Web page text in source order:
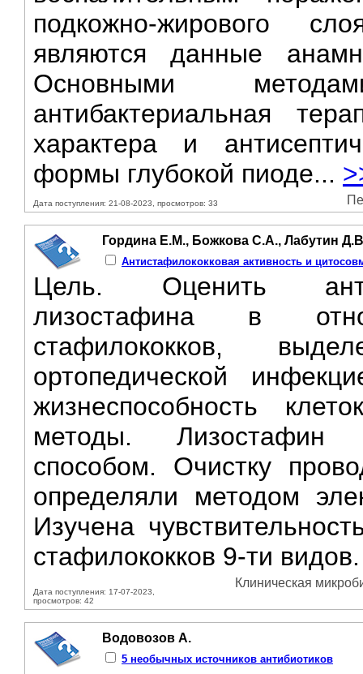
подкожно-жирового
являются данные
Основными
антибактериальная
характера и
формы глубокой пиоде...
Дата поступления: 21-08-2023, просмотров: 33
Гордина Е.М., Божкова С.А., Лабутин
Антистафилококковая активность и
Цель. Оценить
лизостафина в
стафилококков,
ортопедической
жизнеспособность
методы. Лизостафин
способом. Очистку
определяли методом
Изучена
стафилококков 9-ти
Дата поступления: 17-07-2023,
просмотров: 42
Клиническая
Водовозов А.
5 необычных источников антибиотиков